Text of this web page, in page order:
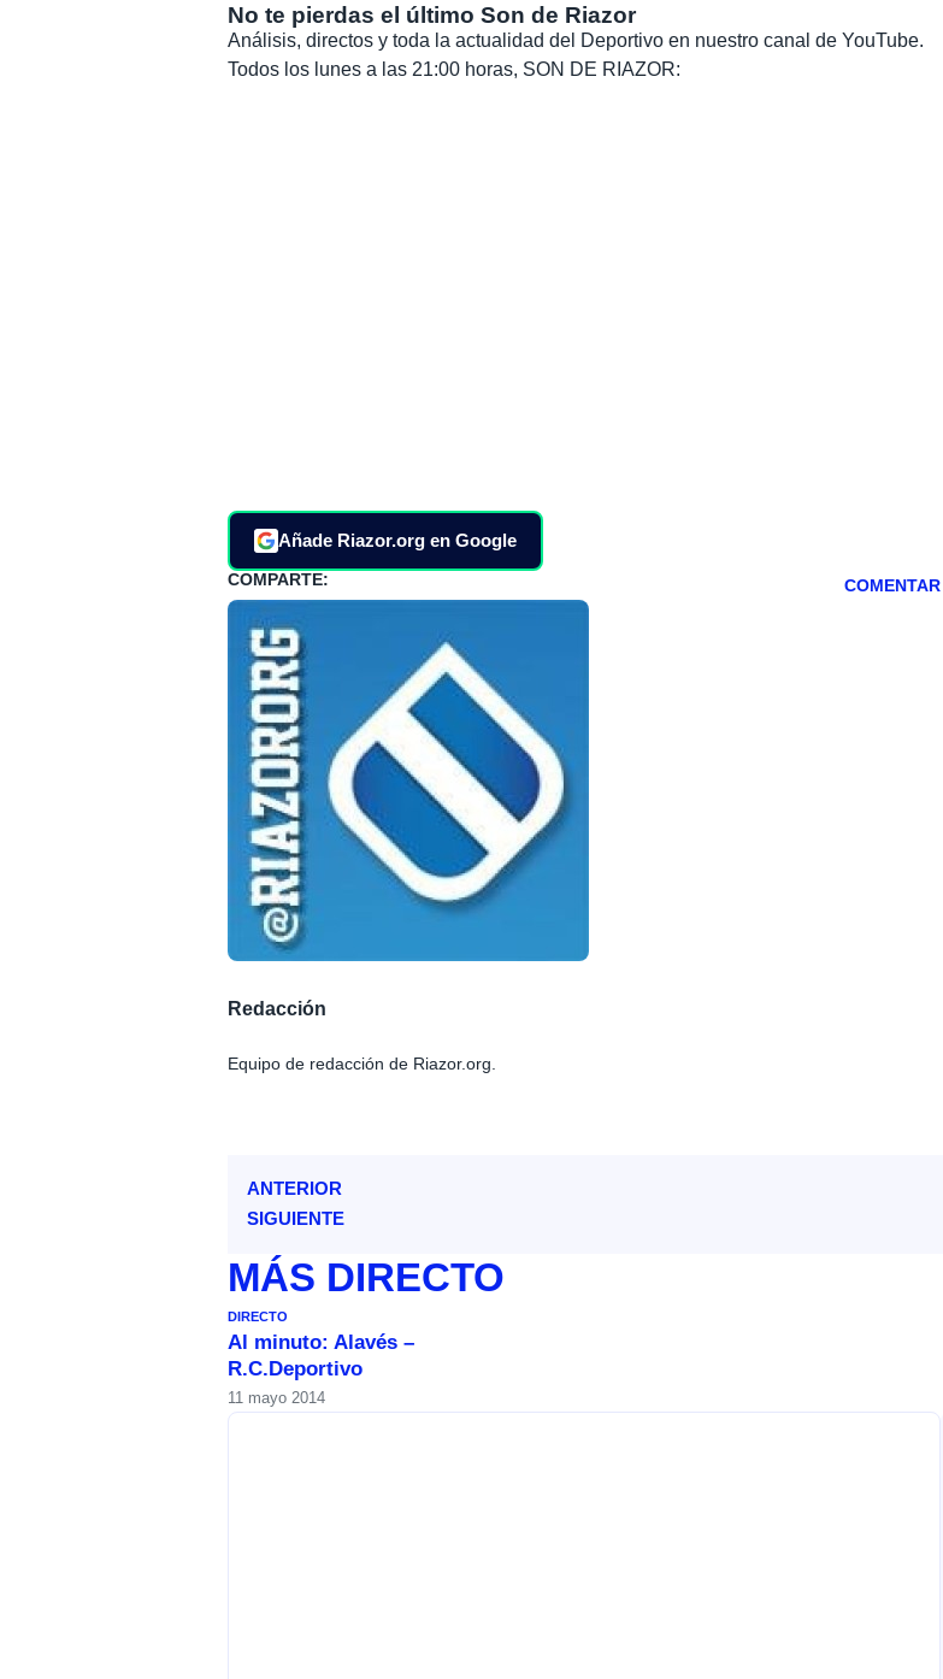
No te pierdas el último Son de Riazor
Análisis, directos y toda la actualidad del Deportivo en nuestro canal de YouTube.
Todos los lunes a las 21:00 horas, SON DE RIAZOR:
Añade Riazor.org en Google
COMPARTE: COMENTAR
Redacción
Equipo de redacción de Riazor.org.
ANTERIOR
SIGUIENTE
MÁS DIRECTO
DIRECTO
Al minuto: Alavés –
R.C.Deportivo
11 mayo 2014